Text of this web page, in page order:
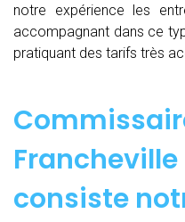
notre expérience les
accompagnant dans ce
pratiquant des tarifs très
consiste